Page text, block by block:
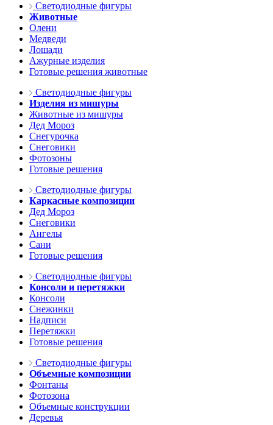
Светодиодные фигуры
Животные
Олени
Медведи
Лошади
Ажурные изделия
Готовые решения животные
Светодиодные фигуры
Изделия из мишуры
Животные из мишуры
Дед Мороз
Снегурочка
Снеговики
Фотозоны
Готовые решения
Светодиодные фигуры
Каркасные композиции
Дед Мороз
Снеговики
Ангелы
Сани
Готовые решения
Светодиодные фигуры
Консоли и перетяжки
Консоли
Снежинки
Надписи
Перетяжки
Готовые решения
Светодиодные фигуры
Объемные композиции
Фонтаны
Фотозона
Объемные конструкции
Деревья